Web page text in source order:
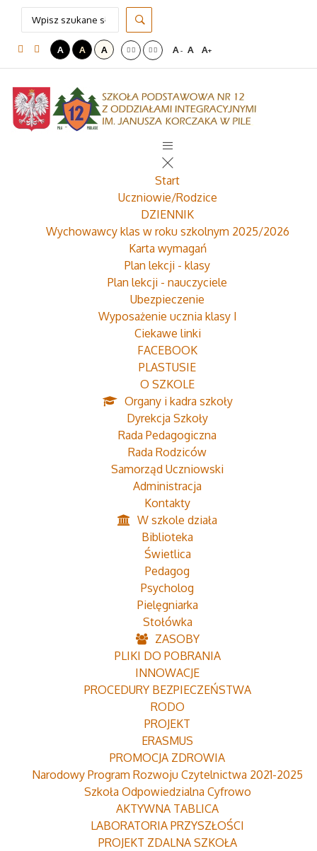
A A A A- A A+
Start
Uczniowie/Rodzice
DZIENNIK
Wychowawcy klas w roku szkolnym 2025/2026
Karta wymagań
Plan lekcji - klasy
Plan lekcji - nauczyciele
Ubezpieczenie
Wyposażenie ucznia klasy I
Ciekawe linki
FACEBOOK
PLASTUSIE
O SZKOLE
Organy i kadra szkoły
Dyrekcja Szkoły
Rada Pedagogiczna
Rada Rodziców
Samorząd Uczniowski
Administracja
Kontakty
W szkole działa
Biblioteka
Świetlica
Pedagog
Psycholog
Pielęgniarka
Stołówka
ZASOBY
PLIKI DO POBRANIA
INNOWACJE
PROCEDURY BEZPIECZEŃSTWA
RODO
PROJEKT
ERASMUS
PROMOCJA ZDROWIA
Narodowy Program Rozwoju Czytelnictwa 2021-2025
Szkoła Odpowiedzialna Cyfrowo
AKTYWNA TABLICA
LABORATORIA PRZYSZŁOŚCI
PROJEKT ZDALNA SZKOŁA